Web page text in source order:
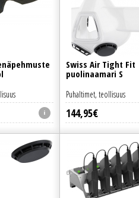
Swiss Air Tight Fit
puolinaamari S
144,95€
Puhaltimet, teollisuus